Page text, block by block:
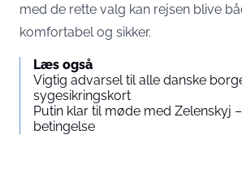
med de rette valg kan rejsen blive
komfortabel og sikker.
Læs også
Vigtig advarsel til alle danske
sygesikringskort
Putin klar til møde med Zelenskyj
betingelse